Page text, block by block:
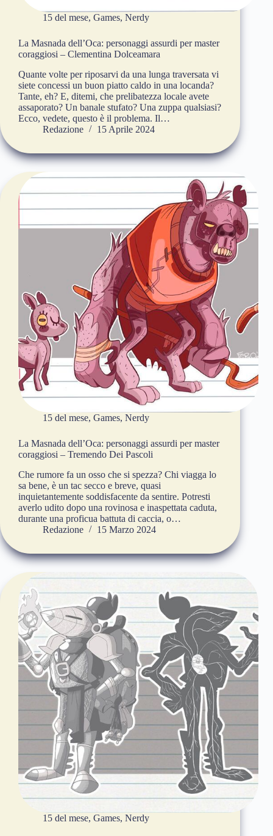
15 del mese, Games, Nerdy
La Masnada dell’Oca: personaggi assurdi per master
coraggiosi – Clementina Dolceamara
Quante volte per riposarvi da una lunga traversata vi
siete concessi un buon piatto caldo in una locanda?
Tante, eh? E, ditemi, che prelibatezza locale avete
assaporato? Un banale stufato? Una zuppa qualsiasi?
Ecco, vedete, questo è il problema. Il…
Redazione
15 Aprile 2024
15 del mese, Games, Nerdy
La Masnada dell’Oca: personaggi assurdi per master
coraggiosi – Tremendo Dei Pascoli
Che rumore fa un osso che si spezza? Chi viagga lo
sa bene, è un tac secco e breve, quasi
inquietantemente soddisfacente da sentire. Potresti
averlo udito dopo una rovinosa e inaspettata caduta,
durante una proficua battuta di caccia, o…
Redazione
15 Marzo 2024
15 del mese, Games, Nerdy